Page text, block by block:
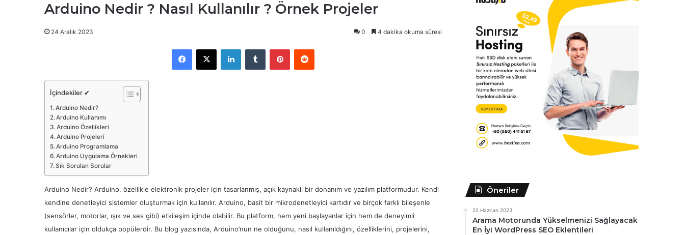
Arduino Nedir ? Nasıl Kullanılır ? Örnek Projeler
24 Aralık 2023 0 4 dakika okuma süresi
İçindekiler ✔
Arduino Nedir?
Arduino Kullanımı
Arduino Özellikleri
Arduino Projeleri
Arduino Programlama
Arduino Uygulama Örnekleri
Sık Sorulan Sorular
Arduino Nedir? Arduino, özellikle elektronik projeler için tasarlanmış, açık kaynaklı bir donanım ve yazılım platformudur. Kendi
kendine denetleyici sistemler oluşturmak için kullanılır. Arduino, basit bir mikrodenetleyici kartıdır ve birçok farklı bileşenle
(sensörler, motorlar, ışık ve ses gibi) etkileşim içinde olabilir. Bu platform, hem yeni başlayanlar için hem de deneyimli
kullanıcılar için oldukça popülerdir. Bu blog yazısında, Arduino’nun ne olduğunu, nasıl kullanıldığını, özelliklerini, projelerini,
Öneriler
22 Haziran 2023
Arama Motorunda Yükselmenizi Sağlayacak
En İyi WordPress SEO Eklentileri